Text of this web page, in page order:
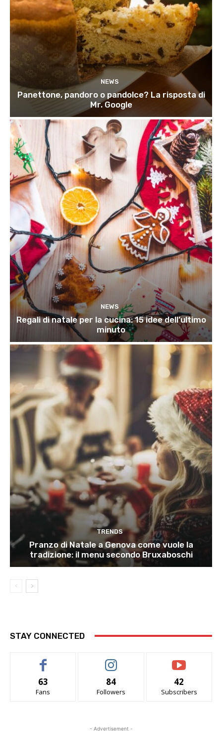
NEWS
Panettone, pandoro o pandolce? La risposta di
Mr. Google
NEWS
Regali di natale per la cucina: 15 idee dell’ultimo
minuto
TRENDS
Pranzo di Natale a Genova come vuole la
tradizione: il menu secondo Bruxaboschi
STAY CONNECTED
63
Fans
84
Followers
42
Subscribers
- Advertisement -